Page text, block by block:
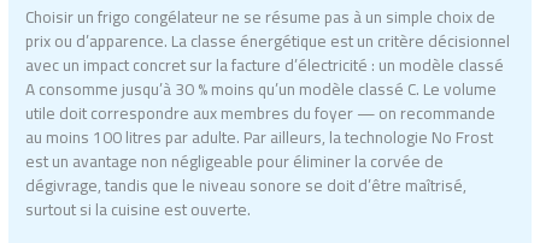
Choisir un frigo congélateur ne se résume pas à un simple choix de
prix ou d’apparence. La classe énergétique est un critère décisionnel
avec un impact concret sur la facture d’électricité : un modèle classé
A consomme jusqu’à 30 % moins qu’un modèle classé C. Le volume
utile doit correspondre aux membres du foyer — on recommande
au moins 100 litres par adulte. Par ailleurs, la technologie No Frost
est un avantage non négligeable pour éliminer la corvée de
dégivrage, tandis que le niveau sonore se doit d’être maîtrisé,
surtout si la cuisine est ouverte.